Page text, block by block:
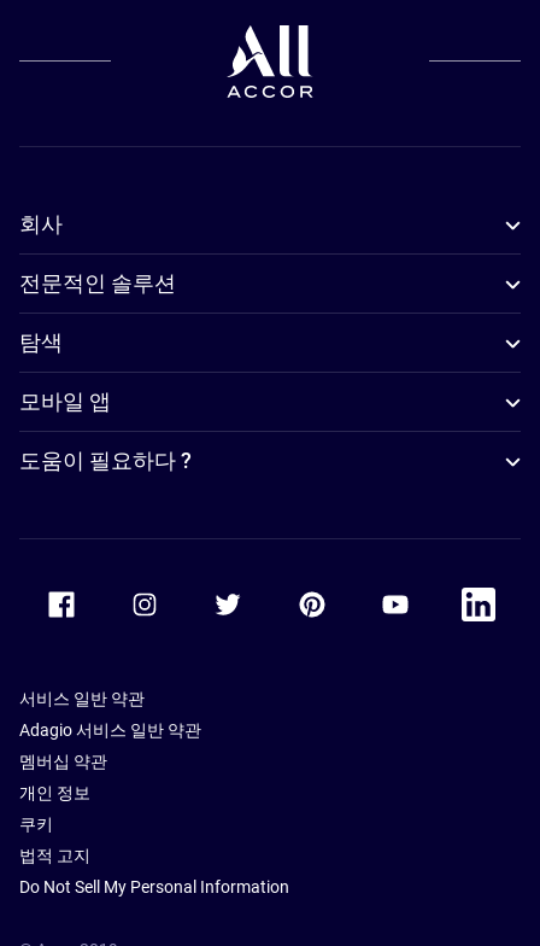
회사
전문적인 솔루션
탐색
모바일 앱
도움이 필요하다 ?
Accor Facebook Accor TwitterAccor PinterestAccor Youtube
Accor
서비스 일반 약관
Adagio 서비스 일반 약관
멤버십 약관
개인 정보
쿠키
법적 고지
Do Not Sell My Personal Information